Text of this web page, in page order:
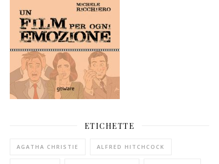
ETICHETTE
AGATHA CHRISTIE ALFRED HITCHCOCK